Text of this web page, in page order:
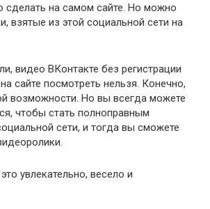
сделать на самом сайте. Но можно
взятые из этой социальной сети на
видео ВКонтакте без регистрации
сайте посмотреть нельзя. Конечно,
возможности. Но вы всегда можете
чтобы стать полноправным
сети, и тогда вы сможете
увлекательно, весело и